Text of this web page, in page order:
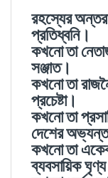
রহস্যের
প্রতিধ্বনি।
কখনো তা
সঞ্জাত।
কখনো তা
প্রচেষ্টা।
কখনো তা
দেশের
কখনো তা
ব্যবসায়িক